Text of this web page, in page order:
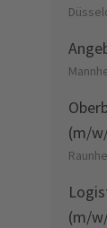
(m/
(m/